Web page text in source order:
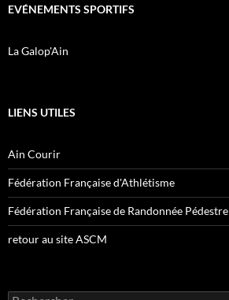
EVÉNEMENTS SPORTIFS
La Galop'Ain
LIENS UTILES
Ain Courir
Fédération Française d'Athlétisme
Fédération Française de Randonnée Pédestre
retour au site ASCM